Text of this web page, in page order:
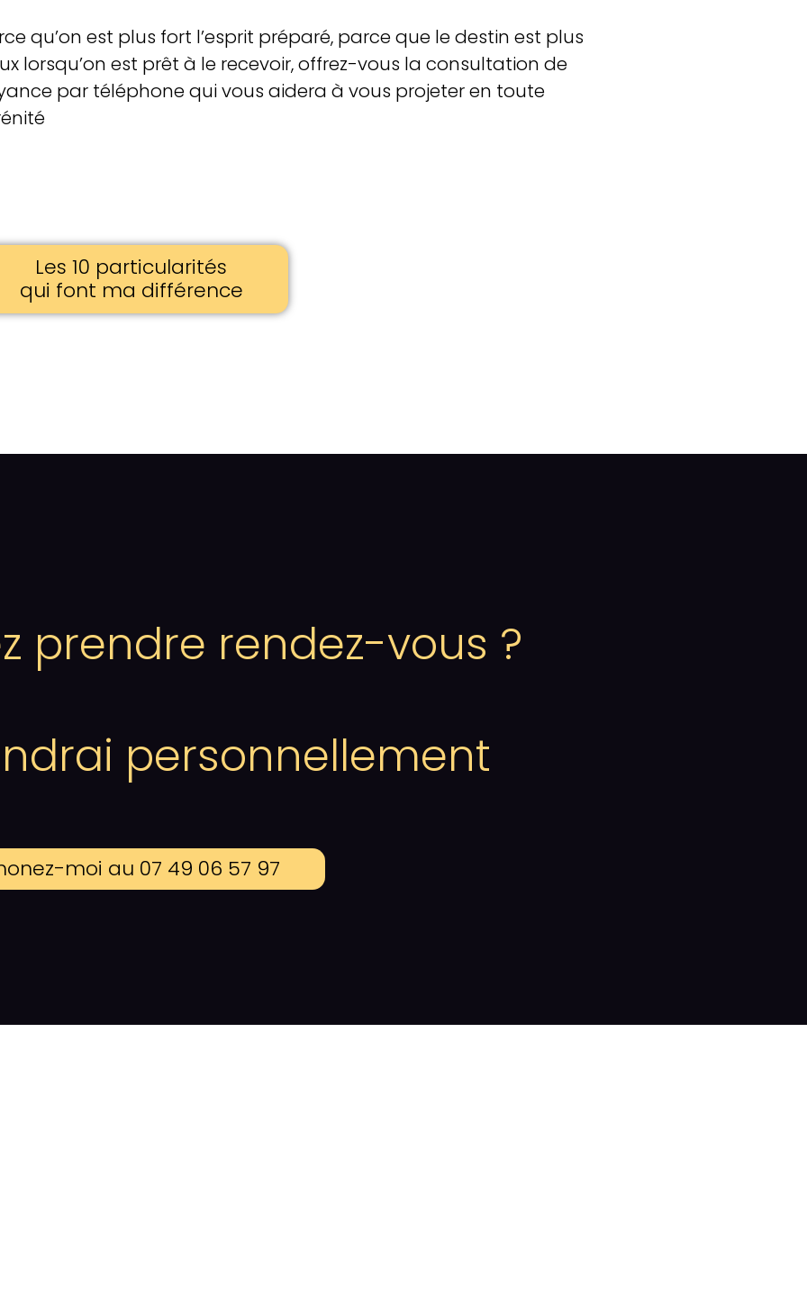
qu’on est plus fort l’esprit préparé, parce que le destin est plus
lorsqu’on est prêt à le recevoir, offrez-vous la consultation de
par téléphone qui vous aidera à vous projeter en toute
Les 10 particularités
qui font ma différence
prendre rendez-vous ?
personnellement
moi au 07 49 06 57 97